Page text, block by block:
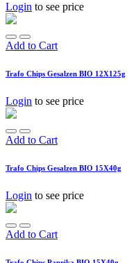
Login to see price
Add to Cart
Trafo Chips Gesalzen BIO 12X125g
Login to see price
Add to Cart
Trafo Chips Gesalzen BIO 15X40g
Login to see price
Add to Cart